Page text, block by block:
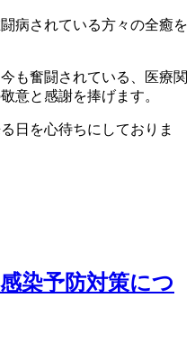
病されている方々の全癒を
も奮闘されている、医療関
意と感謝を捧げます。
日を心待ちにしておりま
染予防対策につ